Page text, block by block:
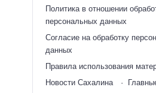
Политика в отношении
персональных данных
Согласие на обработку
данных
Правила использования
Новости Сахалина